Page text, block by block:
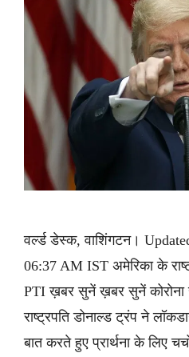
वर्ल्ड डेस्क, वाशिंगटन।
06:37 AM IST अमेरिका के
PTI ख़बर सुनें ख़बर सुनें
राष्ट्रपति डोनाल्ड ट्रंप ने
बात करते हुए प्रार्थना के लिए